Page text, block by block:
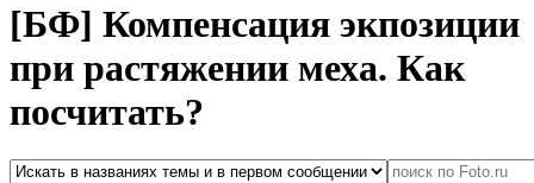
[БФ] Компенсация экпозиции
при растяжении меха. Как
посчитать?